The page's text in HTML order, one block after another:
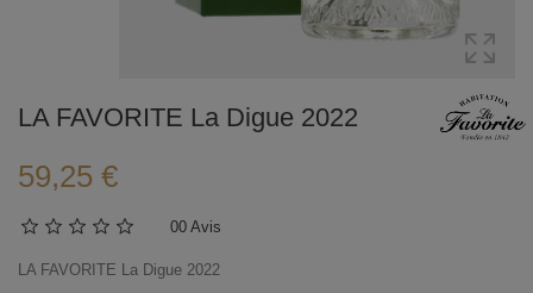
LA FAVORITE La Digue 2022
59,25 €
00 Avis
LA FAVORITE La Digue 2022